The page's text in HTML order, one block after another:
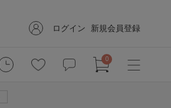
ログイン 新規会員登録
0